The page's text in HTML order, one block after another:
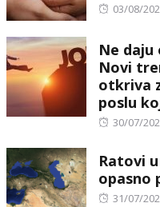
Posted
03/08/
Ne daju
Novi
otkriva
poslu
Posted
30/07/
Ratovi
opasno
Posted
31/07/